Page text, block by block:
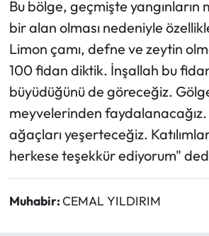
Bu bölge, geçmişte
bir alan olması nedeniyle
Limon çamı, defne ve zeytin
100 fidan diktik. İnşallah bu
büyüdüğünü de göreceğiz.
meyvelerinden
ağaçları yeşerteceğiz.
herkese teşekkür ediyorum"
Muhabir:CEMAL YILDIRIM